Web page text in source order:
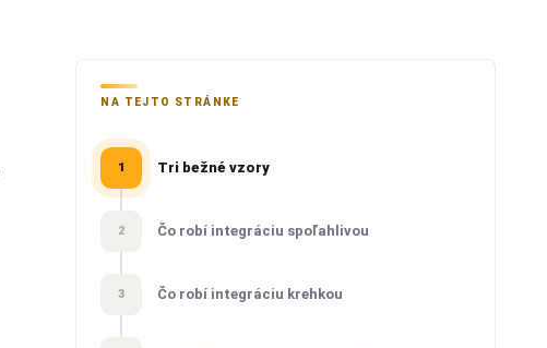
NA TEJTO STRÁNKE
1 Tri bežné vzory
2 Čo robí integráciu spoľahlivou
3 Čo robí integráciu krehkou